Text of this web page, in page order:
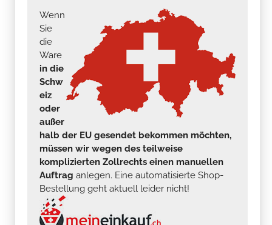
Wenn
Sie
die
Ware
in die
Schw
eiz
oder
außer
halb der EU gesendet bekommen möchten,
müssen wir wegen des teilweise
komplizierten Zollrechts einen manuellen
Auftrag anlegen. Eine automatisierte Shop-
Bestellung geht aktuell leider nicht!